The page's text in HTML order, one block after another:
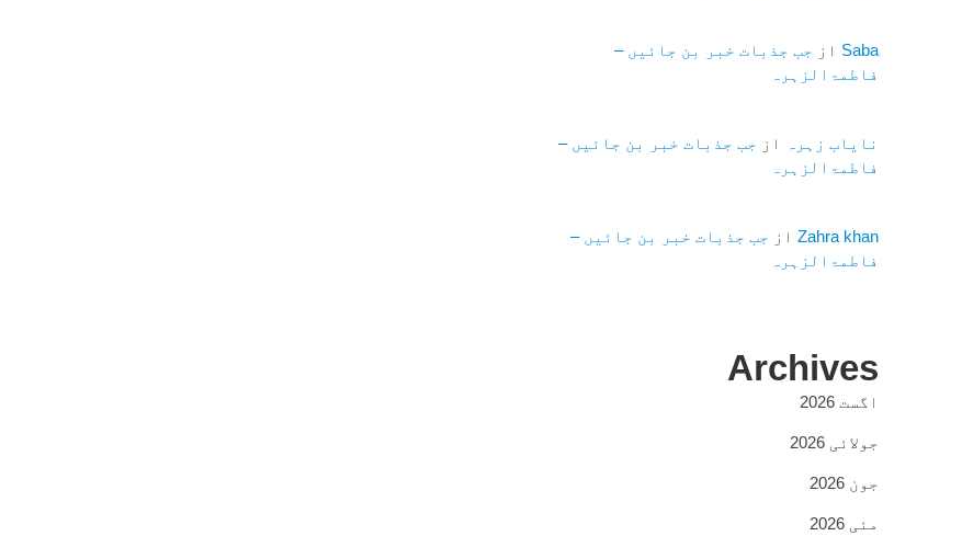
Saba از جب جذبات خبر بن جائیں –
فاطمۃالزہرہ
نایاب زہرہ از جب جذبات خبر بن جائیں –
فاطمۃالزہرہ
Zahra khanاز جب جذبات خبر بن جائیں –
فاطمۃالزہرہ
Archives
اگست 2026
جولائی 2026
جون 2026
مئی 2026